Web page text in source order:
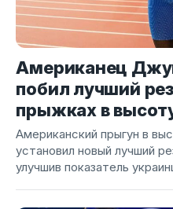
Американец
побил лучший
прыжках в
Американский прыгун в
установил новый лучший
улучшив показатель